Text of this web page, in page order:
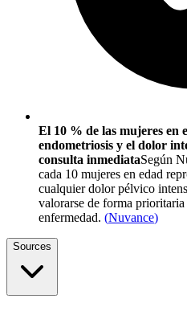
El 10 % de las mujeres en
endometriosis y el dolor
consulta inmediataSegún
cada 10 mujeres en edad
cualquier dolor pélvico
valorarse de forma prioritaria
enfermedad. (Nuvance)
Sources